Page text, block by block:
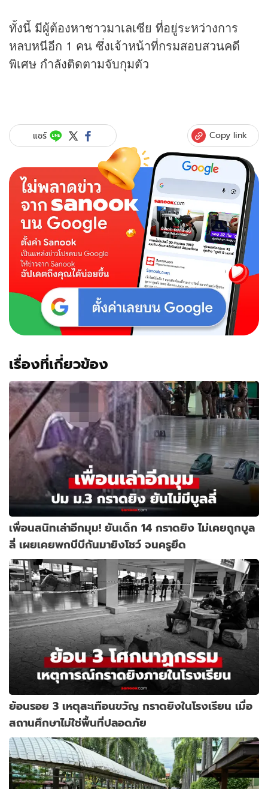
ทั้งนี้ มีผู้ต้องหาชาวมาเลเซีย ที่อยู่ระหว่างการ
หลบหนีอีก 1 คน ซึ่งเจ้าหน้าที่กรมสอบสวนคดี
พิเศษ กำลังติดตามจับกุมตัว
แชร์ Copy link
เรื่องที่เกี่ยวข้อง
เพื่อนสนิทเล่าอีกมุม! ยันเด็ก 14 กราดยิง ไม่เคยถูกบูล
ลี่ เผยเคยพกบีบีกันมายิงโชว์ จนครูยึด
ย้อนรอย 3 เหตุสะเทือนขวัญ กราดยิงในโรงเรียน เมื่อ
สถานศึกษาไม่ใช่พื้นที่ปลอดภัย